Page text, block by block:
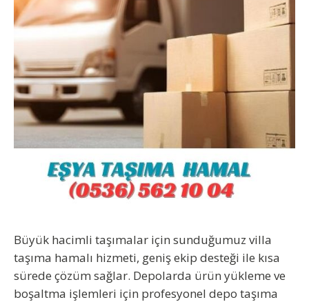
Büyük hacimli taşımalar için sunduğumuz villa
taşıma hamalı hizmeti, geniş ekip desteği ile kısa
sürede çözüm sağlar. Depolarda ürün yükleme ve
boşaltma işlemleri için profesyonel depo taşıma